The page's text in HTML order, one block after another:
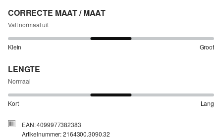
CORRECTE MAAT / MAAT
Valt normaal uit
Klein Groot
LENGTE
Normaal
Kort Lang
EAN: 4099977382383
Artikelnummer: 2164300.3090.32